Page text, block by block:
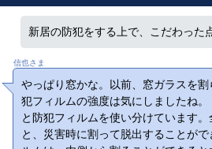
新居の防犯をする上で、こだわった
信也さま
やっぱり窓かな。以前、窓ガラスを
犯フィルムの強度は気にしましたね。
と防犯フィルムを使い分けています
と、災害時に割って脱出することが